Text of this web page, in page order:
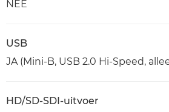
NEE
USB
JA (Mini-B, USB 2.0 Hi-Speed,
HD/SD-SDI-uitvoer